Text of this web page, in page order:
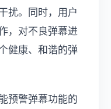
扰。同时，用户
，对不良弹幕进
健康、和谐的弹
预警弹幕功能的